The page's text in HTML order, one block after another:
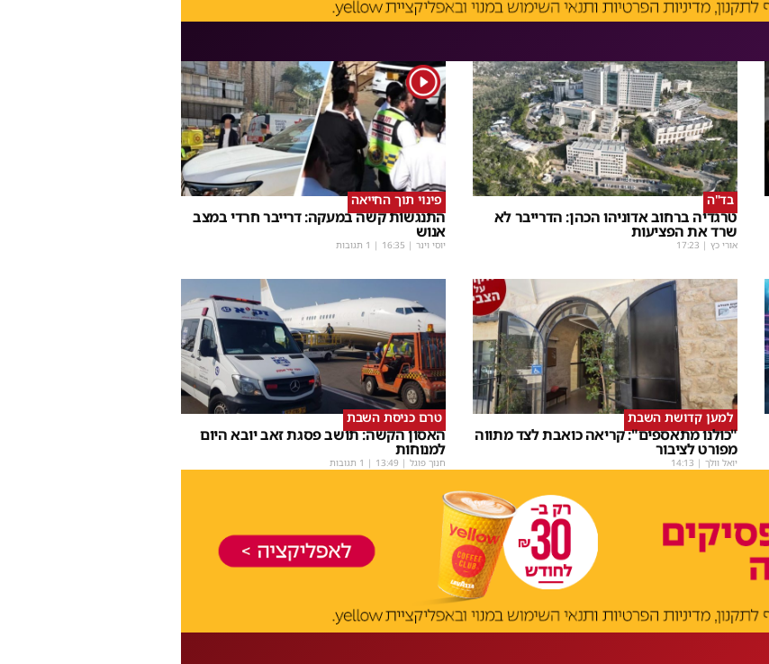
בד"ה
טרגדיה ברחוב אדוניהו הכהן: הדרייבר לא
שרד את הפציעות
אורי כץ |
17:23
1
פינוי תוך החייאה
התנגשות קשה במעקה: דרייבר חרדי במצב
אנוש
יוסי וינר |
16:35 | 1 תגובות
למען קדושת השבת
"כולנו מתאספים": קריאה כואבת לצד מתווה
מפורט לציבור
יואל וולך |
14:13
טרם כניסת השבת
האסון הקשה: תושב פסגת זאב יובא היום
למנוחות
חנוך פוגל |
13:49 | 1 תגובות